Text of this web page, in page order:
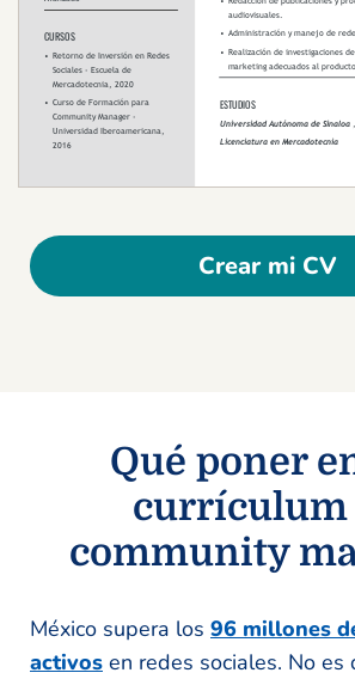
Crear mi CV
Qué poner
currículum
community
México supera los 96 millones
activos en redes sociales. No es